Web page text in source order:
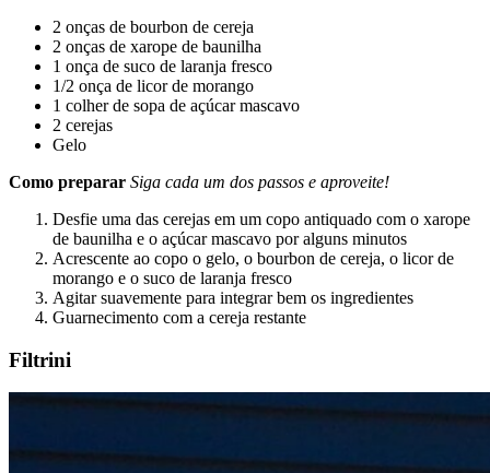
2 onças de bourbon de cereja
2 onças de xarope de baunilha
1 onça de suco de laranja fresco
1/2 onça de licor de morango
1 colher de sopa de açúcar mascavo
2 cerejas
Gelo
Como preparar Siga cada um dos passos e aproveite!
Desfie uma das cerejas em um copo antiquado com o xarope
de baunilha e o açúcar mascavo por alguns minutos
Acrescente ao copo o gelo, o bourbon de cereja, o licor de
morango e o suco de laranja fresco
Agitar suavemente para integrar bem os ingredientes
Guarnecimento com a cereja restante
Filtrini